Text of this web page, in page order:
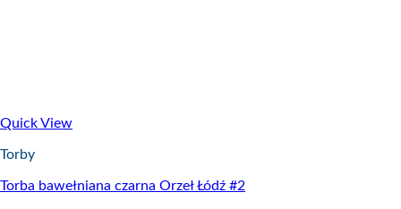
Quick View
Torby
Torba bawełniana czarna Orzeł Łódź #2